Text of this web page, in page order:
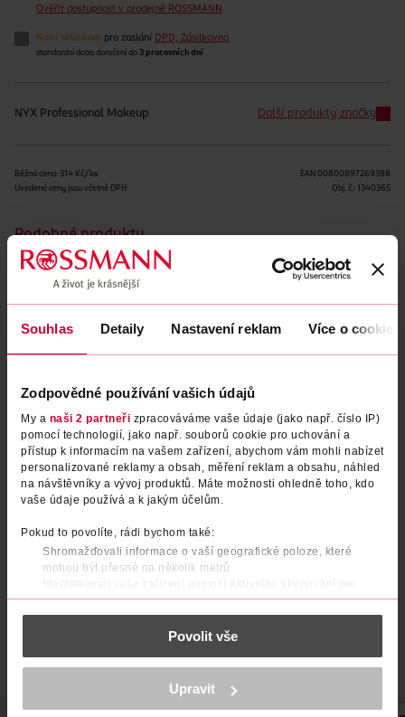
Souhlas Detaily Nastavení reklam Více o cookies
Zodpovědné používání vašich údajů
My a naši 2 partneři zpracováváme vaše údaje (jako např. číslo IP)
pomocí technologií, jako např. souborů cookie pro uchování a
přístup k informacím na vašem zařízení, abychom vám mohli nabízet
personalizované reklamy a obsah, měření reklam a obsahu, náhled
na návštěvníky a vývoj produktů. Máte možnosti ohledně toho, kdo
vaše údaje používá a k jakým účelům.
Pokud to povolíte, rádi bychom také:
Shromažďovali informace o vaší geografické poloze, které
mohou být přesné na několik metrů
Identifikovali vaše zařízení pomocí aktivního skenování pro
konkrétní charakteristiky (otisk prstu)
Zjistěte více o tom, jak zpracováváme vaše osobní údaje, a nastavte
části s podrobnostmi . Svůj souhlas můžete kdykoliv
K provozu stránek, personalizaci obsahu a reklam, funkcí sociálních
médií, analýze návštěvnosti, které mohou nést osobní údaje.
Více najdete vprohlášení o ochraně osobních údajů.
Povolit vše
Upravit
Ověřit dostupnost v prodejně ROSSMANN
Není skladem pro zaslání DPD, Zásilkovna
standardní doba doručení do 3 pracovních dní
NYX Professional Makeup Další produkty značky
Běžná cena: 314 Kč/ks
Uvedené ceny jsou včetně DPH
EAN 00800897269388
Obj. č.: 1340365
Podobné produkty
Oční linky Epic Ink Liner Glitz
Tapered Twinkle
NYX Professional Makeup
314 Kč
Oční linky Epic Ink 01 black
314 Kč